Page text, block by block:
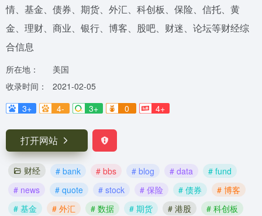
情、基金、债券、期货、外汇、科创板、保险、信托、黄
金、理财、商业、银行、博客、股吧、财迷、论坛等财经综
合信息
所在地：
美国
收录时间：
2021-02-05
3+
4- 3+ 0 4+
打开网站
财经 # bank # bbs # blog # data
# fund
# news
# quote # stock # 保险 # 债券
# 博客
# 基金
# 外汇 # 数据 # 期货 # 港股
# 科创板